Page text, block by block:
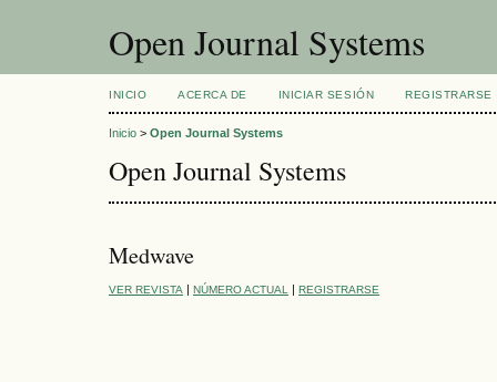
Open Journal Systems
INICIO ACERCA DE INICIAR SESIÓN REGISTRARSE
Inicio > Open Journal Systems
Open Journal Systems
Medwave
VER REVISTA | NÚMERO ACTUAL | REGISTRARSE